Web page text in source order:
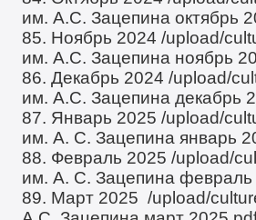
им. А.С. Зацепина октябрь
85. Ноябрь 2024/upload/
им. А.С. Зацепина ноябрь
86. Декабрь 2024/upload/
им. А.С. Зацепина декабрь
87. Январь 2025/upload/
им. А. С. Зацепина январь
88. Февраль 2025/upload/
им. А. С. Зацепина февраль
89. Март 2025/upload/